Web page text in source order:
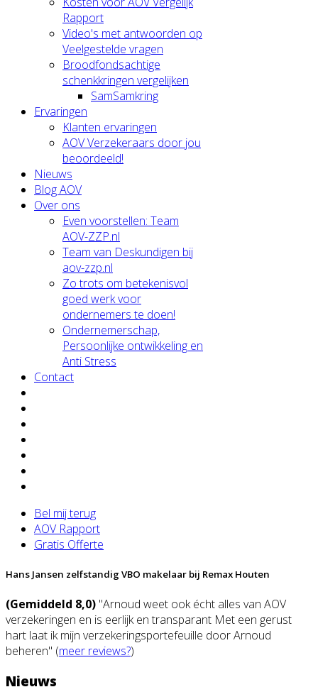
Rapport
Video's met antwoorden op
Veelgestelde vragen
Broodfondsachtige
schenkkringen vergelijken
SamSamkring
Ervaringen
Klanten ervaringen
AOV Verzekeraars door jou
beoordeeld!
Nieuws
Blog AOV
Over ons
Even voorstellen: Team
AOV-ZZP.nl
Team van Deskundigen bij
aov-zzp.nl
Zo trots om betekenisvol
goed werk voor
ondernemers te doen!
Ondernemerschap,
Persoonlijke ontwikkeling en
Anti Stress
Contact
Bel mij terug
AOV Rapport
Gratis Offerte
Hans Jansen zelfstandig VBO makelaar bij Remax Houten
(Gemiddeld 8,0) "Arnoud weet ook écht alles van AOV
verzekeringen en is eerlijk en transparant Met een gerust
hart laat ik mijn verzekeringsportefeuille door Arnoud
beheren" (meer reviews?)
Nieuws